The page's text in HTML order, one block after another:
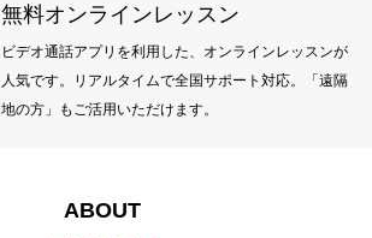
無料オンラインレッスン
ビデオ通話アプリを利用した、オンラインレッスンが
人気です。リアルタイムで全国サポート対応。「遠隔
地の方」もご活用いただけます。
ABOUT